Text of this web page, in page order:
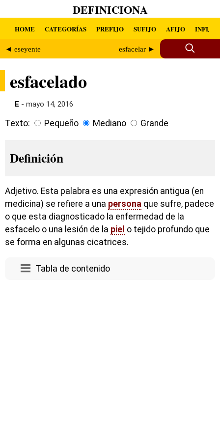
DEFINICIONA
HOME CATEGORÍAS PREFIJO SUFIJO AFIJO INFIJO
◄ eseyente esfacelar ►
esfacelado
E - mayo 14, 2016
Texto: Pequeño Mediano Grande
Definición
Adjetivo. Esta palabra es una expresión antigua (en
medicina) se refiere a una persona que sufre, padece
o que esta diagnosticado la enfermedad de la
esfacelo o una lesión de la piel o tejido profundo que
se forma en algunas cicatrices.
Tabla de contenido